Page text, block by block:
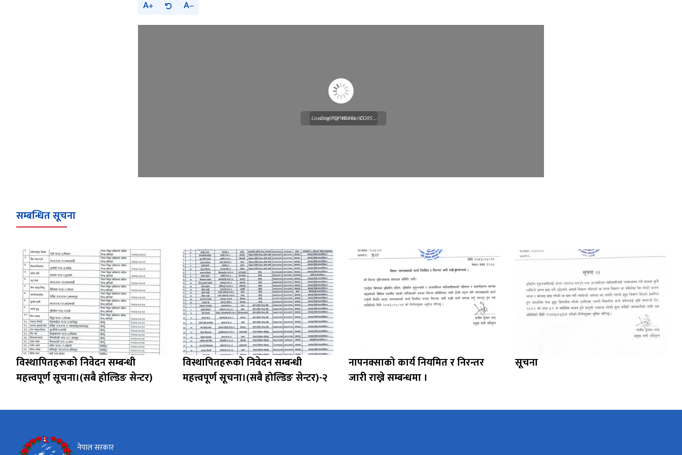
A A
Loading WEBGL 3D ...
Loading PDF Worker CORS ...
सम्बन्धित सूचना
विस्थापितहरूको निवेदन सम्बन्धी
महत्त्वपूर्ण सूचना।(सबै होल्डिङ सेन्टर)
विस्थापितहरूको निवेदन सम्बन्धी
महत्त्वपूर्ण सूचना।(सबै होल्डिङ सेन्टर)-२
नापनक्साको कार्य नियमित र निरन्तर
जारी राख्ने सम्बन्धमा ।
सूचना
नेपाल सरकार